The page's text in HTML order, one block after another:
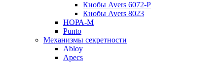
Кнобы Avers 6072-P
Кнобы Avers 8023
НОРА-М
Punto
Механизмы секретности
Abloy
Apecs